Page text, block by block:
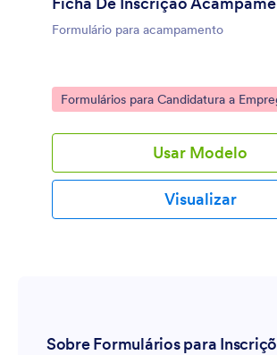
Formulário para acampamento
Go to Category:
Formulários para Candidatura a
Acampamentos de Verão
Usar Modelo
Visualizar
Sobre Formulários para